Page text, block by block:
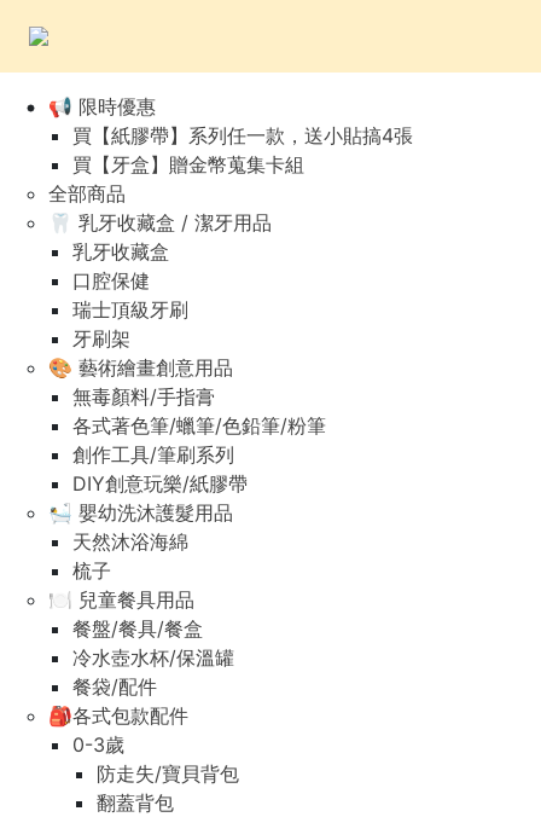
📢 限時優惠
買【紙膠帶】系列任一款，送小貼搞4張
買【牙盒】贈金幣蒐集卡組
全部商品
🦷 乳牙收藏盒 / 潔牙用品
乳牙收藏盒
口腔保健
瑞士頂級牙刷
牙刷架
🎨 藝術繪畫創意用品
無毒顏料/手指膏
各式著色筆/蠟筆/色鉛筆/粉筆
創作工具/筆刷系列
DIY創意玩樂/紙膠帶
🛀 嬰幼洗沐護髮用品
天然沐浴海綿
梳子
🍽️ 兒童餐具用品
餐盤/餐具/餐盒
冷水壺水杯/保溫罐
餐袋/配件
🎒各式包款配件
0-3歲
防走失/寶貝背包
翻蓋背包